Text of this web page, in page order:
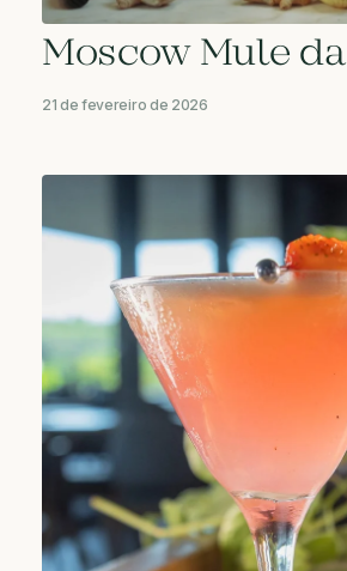
Moscow Mule
21 de fevereiro de 2026